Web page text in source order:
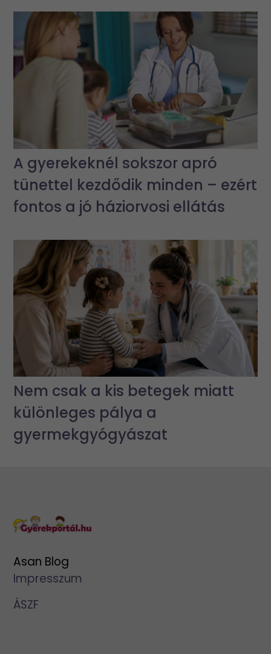
A gyerekeknél sokszor apró
tünettel kezdődik minden – ezért
fontos a jó háziorvosi ellátás
Nem csak a kis betegek miatt
különleges pálya a
gyermekgyógyászat
Asan Blog
Impresszum
ÁSZF